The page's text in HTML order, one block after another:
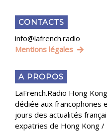
CONTACTS
info@lafrench.radio
Mentions légales
A PROPOS
LaFrench.Radio Hong
dédiée aux francophones
jours des actualités
expatries de Hong Kong /